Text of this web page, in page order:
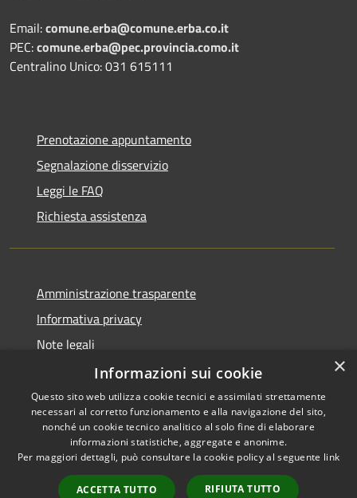
Email:comune.erba@comune.erba.co.it
PEC:comune.erba@pec.provincia.como.it
Centralino Unico: 031 615111
Prenotazione appuntamento
Segnalazione disservizio
Leggi le FAQ
Richiesta assistenza
Amministrazione trasparente
Informativa privacy
Note legali
Dichiarazione di accessibilità
RSS
Accessibilità
Copyright © 2026 • Comune di
Erba • Powered by
Municipium• Accesso
×
Informazioni sui cookie
Questo sito web utilizza cookie tecnici e assimilati strettamente
necessari al corretto funzionamento e alla navigazione del sito,
nonché un cookie tecnico analitico al solo fine di elaborare
informazioni statistiche, aggregate e anonime.
Per maggiori dettagli, può consultare la cookie policy al seguente link
ACCETTA TUTTO RIFIUTA TUTTO